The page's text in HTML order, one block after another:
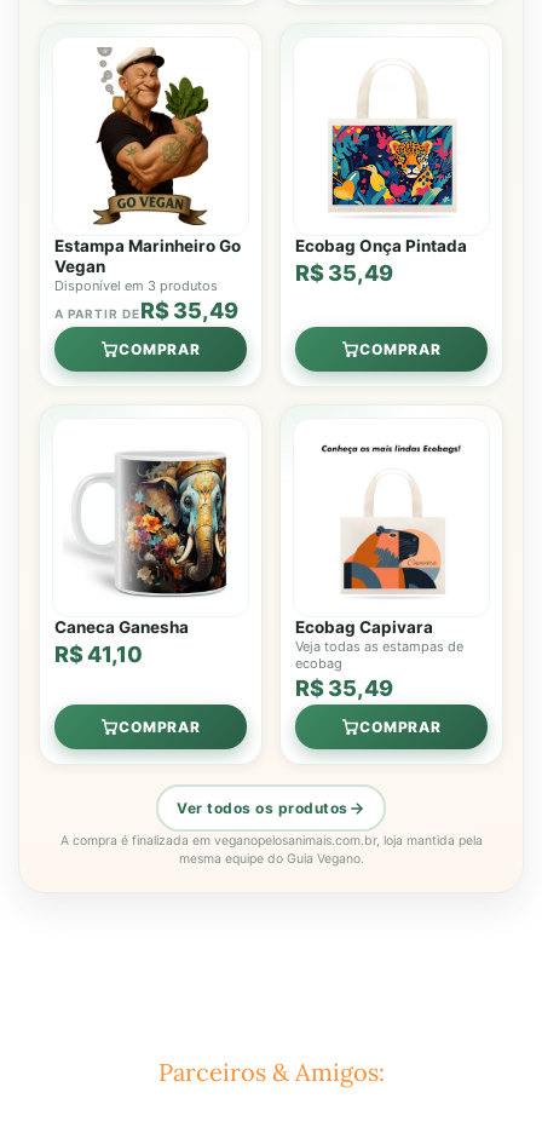
Estampa Marinheiro Go
Vegan
Disponível em 3 produtos
A PARTIR DER$ 35,49
COMPRAR
Ecobag Onça Pintada
R$ 35,49
COMPRAR
Caneca Ganesha
R$ 41,10
COMPRAR
Ecobag Capivara
Veja todas as estampas de
ecobag
R$ 35,49
COMPRAR
Ver todos os produtos
A compra é finalizada em veganopelosanimais.com.br, loja mantida pela
mesma equipe do Guia Vegano.
Parceiros & Amigos: